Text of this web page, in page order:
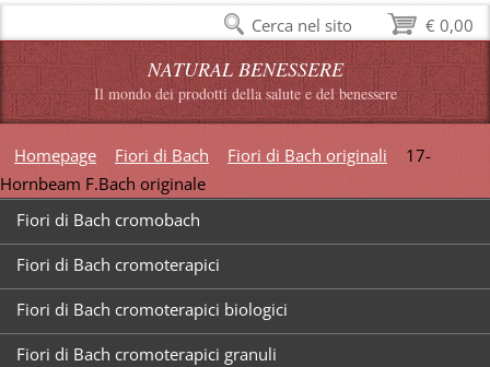
NATURAL BENESSERE
Il mondo dei prodotti della salute e del benessere
Homepage Fiori di Bach Fiori di Bach originali
17-
Hornbeam F.Bach originale
Fiori di Bach cromobach
Fiori di Bach cromoterapici
Fiori di Bach cromoterapici biologici
Fiori di Bach cromoterapici granuli
€ 0,00
Cerca nel sito